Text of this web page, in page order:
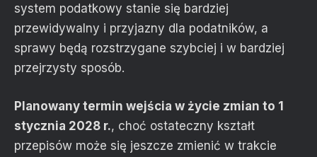
system podatkowy stanie się bardziej
przewidywalny i przyjazny dla podatników, a
sprawy będą rozstrzygane szybciej i w bardziej
przejrzysty sposób.
Planowany termin wejścia w życie zmian to 1
stycznia 2028 r., choć ostateczny kształt
przepisów może się jeszcze zmienić w trakcie